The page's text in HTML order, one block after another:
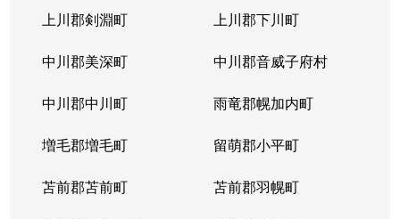
上川郡剣淵町 上川郡下川町
中川郡美深町 中川郡音威子府村
中川郡中川町 雨竜郡幌加内町
増毛郡増毛町 留萌郡小平町
苫前郡苫前町 苫前郡羽幌町